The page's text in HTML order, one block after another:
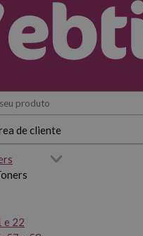
de cliente
e 22